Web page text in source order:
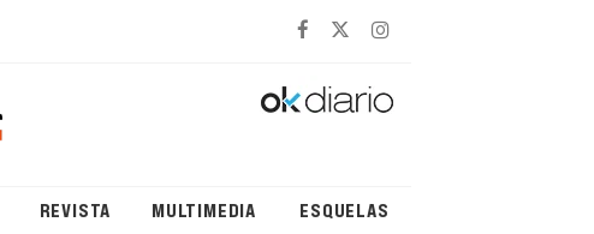
REVISTA MULTIMEDIA ESQUELAS